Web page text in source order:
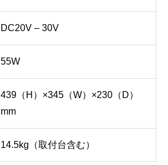
DC20V – 30V
55W
439（H）×345（W）×230（D）
mm
14.5kg（取付台含む）